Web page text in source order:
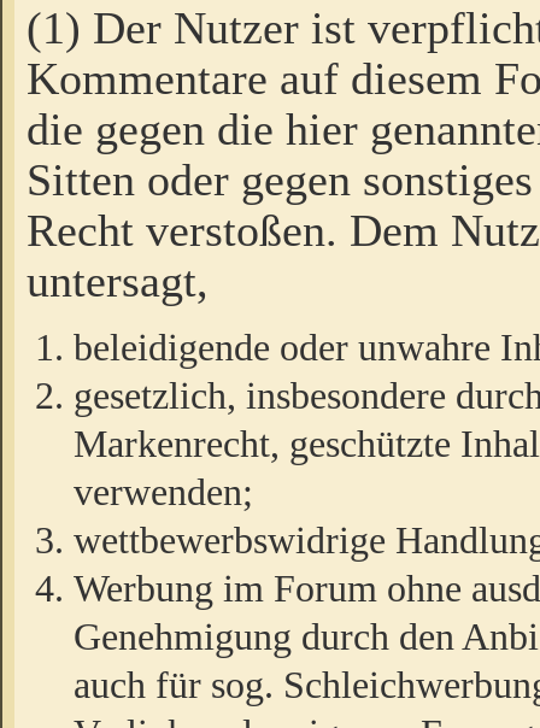
(1) Der Nutzer ist
Kommentare auf diesem
die gegen die hier
Sitten oder gegen
Recht verstoßen. Dem
untersagt,
beleidigende oder unwahre
gesetzlich, insbesondere
Markenrecht, geschützte
verwenden;
wettbewerbswidrige
Werbung im Forum ohne
Genehmigung durch den
auch für sog.